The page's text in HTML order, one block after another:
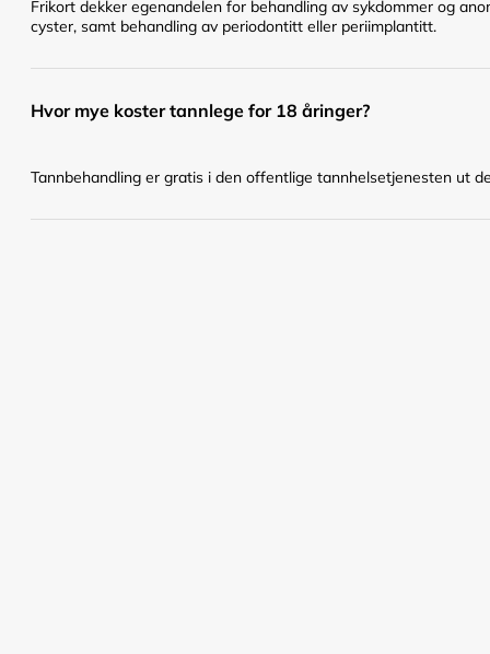
Frikort dekker egenandelen for behandling av sykdommer og
cyster, samt behandling av periodontitt eller periimplantitt.
Hvor mye koster tannlege for 18 åringer?
Tannbehandling er gratis i den offentlige tannhelsetjenesten ut